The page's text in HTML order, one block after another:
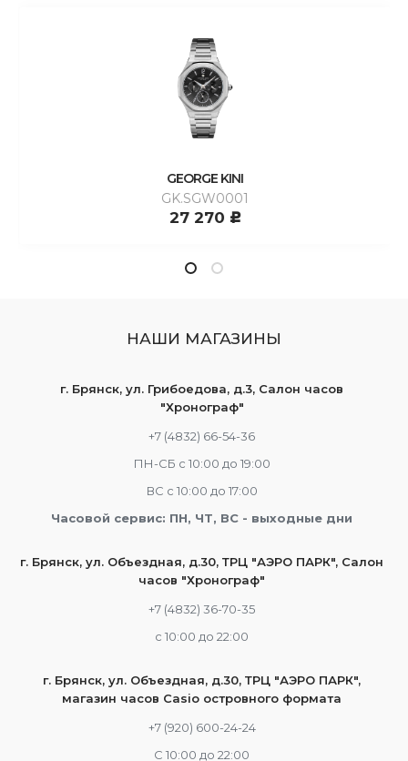
GEORGE KINI
GK.SGW0001
27 270 c
НАШИ МАГАЗИНЫ
г. Брянск, ул. Грибоедова, д.3, Салон часов
"Хронограф"
+7 (4832) 66-54-36
ПН-СБ с 10:00 до 19:00
ВС с 10:00 до 17:00
Часовой сервис: ПН, ЧТ, ВС - выходные дни
г. Брянск, ул. Объездная, д.30, ТРЦ "АЭРО ПАРК", Салон
часов "Хронограф"
+7 (4832) 36-70-35
c 10:00 до 22:00
г. Брянск, ул. Объездная, д.30, ТРЦ "АЭРО ПАРК",
магазин часов Casio островного формата
+7 (920) 600-24-24
С 10:00 до 22:00